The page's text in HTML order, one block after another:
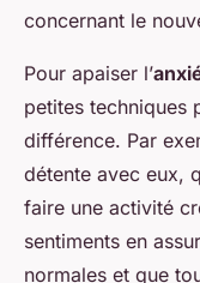
concernant le
Pour apaiser l’
petites techniques
différence. Par
détente avec eux,
faire une activité
sentiments en
normales et que